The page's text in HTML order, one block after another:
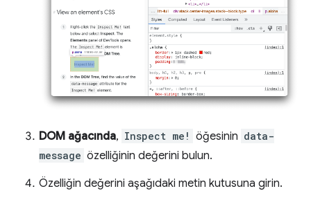
DOM ağacında, Inspect me! öğesinin data-
message özelliğinin değerini bulun.
Özelliğin değerini aşağıdaki metin kutusuna girin.